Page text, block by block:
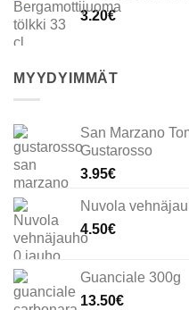
3.20€
MYYDYIMMÄT
San Marzano
Gustarosso
3.95€
Nuvola
4.50€
Guanciale 300g
13.50€